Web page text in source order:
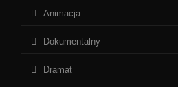
Animacja
Dokumentalny
Dramat